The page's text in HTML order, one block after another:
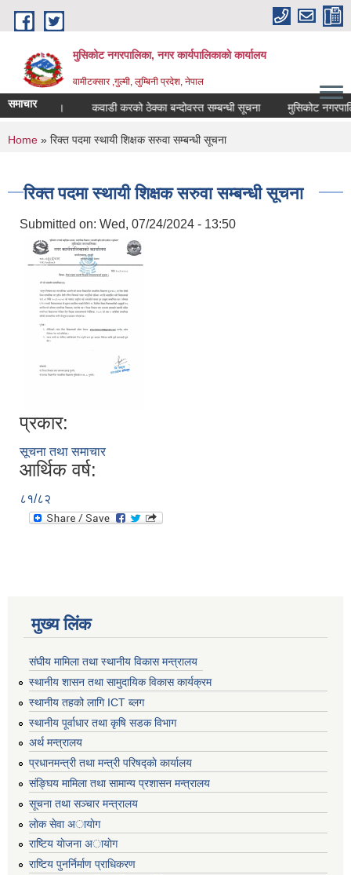
Skip to main content
मुसिकोट नगरपालिका, नगर कार्यपालिकाकाे कार्यालय
वामीटक्सार ,गुल्मी, लुम्बिनी प्रदेश, नेपाल
समाचार
सूचना। कवाडी करको ठेक्का बन्दोवस्त सम्बन्धी सूचना मुसिकोट
You are here
Home » रिक्त पदमा स्थायी शिक्षक सरुवा सम्बन्धी सूचना
रिक्त पदमा स्थायी शिक्षक सरुवा सम्बन्धी सूचना
Submitted on: Wed, 07/24/2024 - 13:50
प्रकार:
सूचना तथा समाचार
आर्थिक वर्ष:
८१/८२
मुख्य लिंक
संघीय मामिला तथा स्थानीय विकास मन्त्रालय
स्थानीय शासन तथा सामुदायिक विकास कार्यक्रम
स्थानीय तहको लागि ICT ब्लग
स्थानीय पूर्वाधार तथा कृषि सडक विभाग
अर्थ मन्त्रालय
प्रधानमन्त्री तथा मन्त्री परिषद्काे कार्यालय
संङ्घिय मामिला तथा सामान्य प्रशासन मन्त्रालय
सूचना तथा सञ्चार मन्त्रालय
लाेक सेवा अायाेग
राष्टिय याेजना अायाेग
राष्टिय पुनर्निर्माण प्राधिकरण